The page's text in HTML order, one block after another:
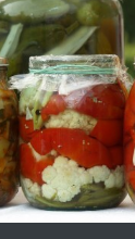
Давам гараж
№4120
Любен